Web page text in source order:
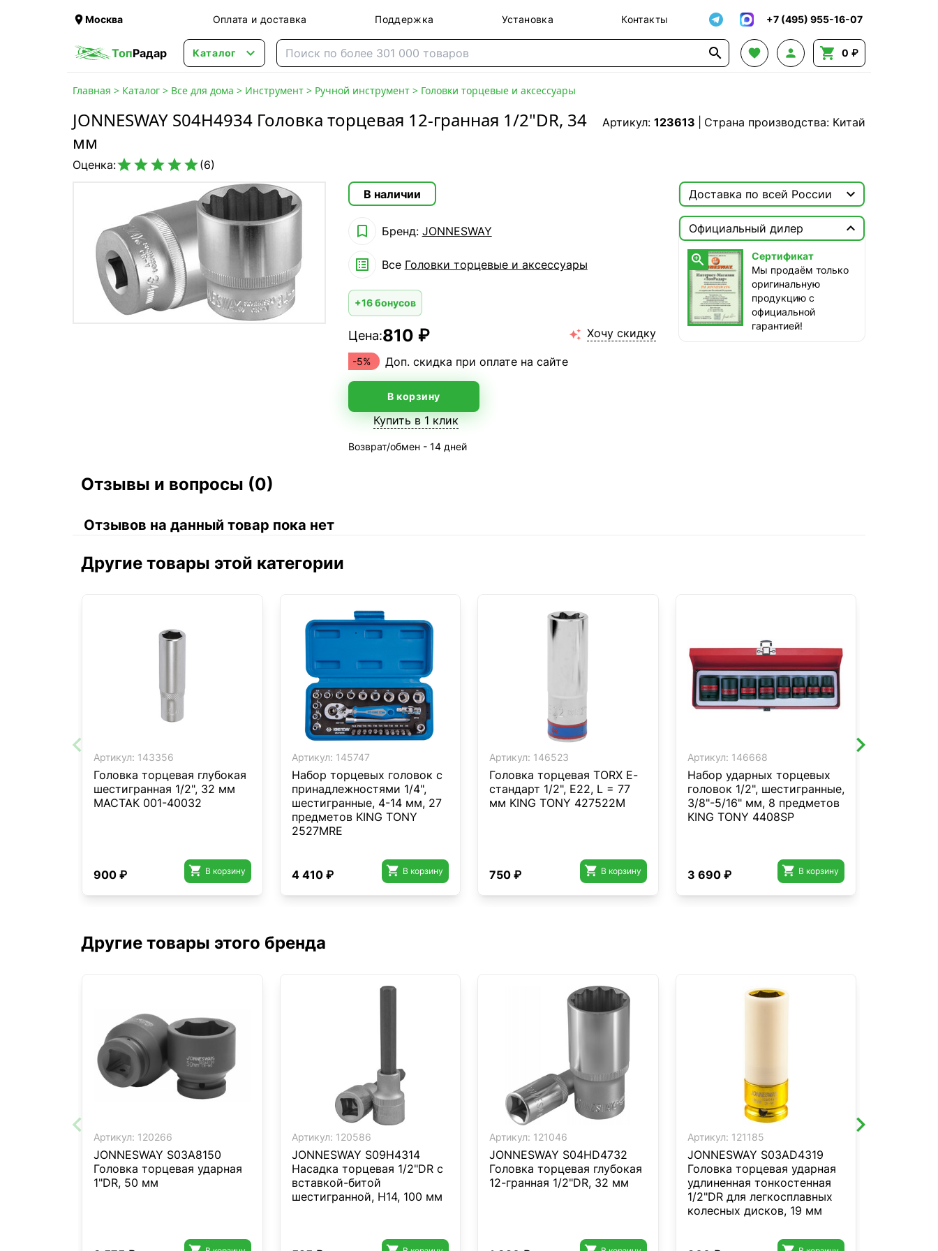
Москва Оплата и доставка Поддержка Установка Контакты +7 (495) 955-16-07
ТопРадар Каталог      0 ₽
Главная > Каталог > Все для дома > Инструмент > Ручной инструмент > Головки торцевые и аксессуары
JONNESWAY S04H4934 Головка торцевая 12-гранная 1/2"DR, 34
мм
Артикул: 123613 Страна производства: Китай
Оценка:(6)
В наличии
 Бренд: JONNESWAY
 Все Головки торцевые и аксессуары
+16 бонусов
Цена:810 ₽  Хочу скидку
-5% Доп. скидка при оплате на сайте
В корзину
Купить в 1 клик
Возврат/обмен - 14 дней
Доставка по всей России 
 Москва
ТопРадар — Курьер
сегодня, от 350 ₽
ТопРадар — Самовывоз
сегодня, бесплатно
наб. Бережковская, д. 20, стр. 19
Официальный дилер


Сертификат
Мы продаём только
оригинальную
продукцию с
официальной
гарантией!
Отзывы и вопросы (0)
Отзывов на данный товар пока нет
Другие товары этой категории
Артикул: 143356
Головка торцевая глубокая
шестигранная 1/2", 32 мм
МАСТАК 001-40032
900 ₽  В корзину
Артикул: 145747
Набор торцевых головок с
принадлежностями 1/4",
шестигранные, 4-14 мм, 27
предметов KING TONY
2527MRE
4 410 ₽  В корзину
Артикул: 146523
Головка торцевая TORX Е-
стандарт 1/2", E22, L = 77
мм KING TONY 427522M
750 ₽  В корзину
Артикул: 146668
Набор ударных торцевых
головок 1/2", шестигранные,
3/8"-5/16" мм, 8 предметов
KING TONY 4408SP
3 690 ₽  В корзину
Другие товары этого бренда
Артикул: 120266
JONNESWAY S03A8150
Головка торцевая ударная
1"DR, 50 мм
Артикул: 120586
JONNESWAY S09H4314
Насадка торцевая 1/2"DR с
вставкой-битой
шестигранной, H14, 100 мм
Артикул: 121046
JONNESWAY S04HD4732
Головка торцевая глубокая
12-гранная 1/2"DR, 32 мм
Артикул: 121185
JONNESWAY S03AD4319
Головка торцевая ударная
удлиненная тонкостенная
1/2"DR для легкосплавных
колесных дисков, 19 мм